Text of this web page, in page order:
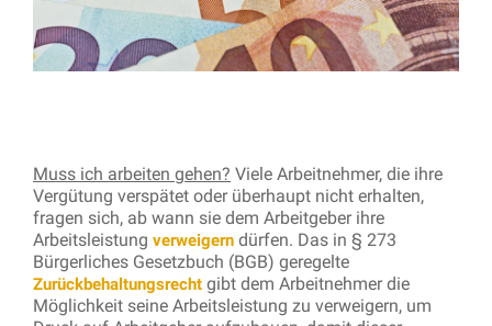
Muss ich arbeiten gehen? Viele Arbeitnehmer, die ihre
Vergütung verspätet oder überhaupt nicht erhalten,
fragen sich, ab wann sie dem Arbeitgeber ihre
Arbeitsleistung verweigern dürfen. Das in § 273
Bürgerliches Gesetzbuch (BGB) geregelte
Zurückbehaltungsrecht gibt dem Arbeitnehmer die
Möglichkeit seine Arbeitsleistung zu verweigern, um